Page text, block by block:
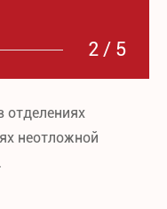
2 / 5
отделениях
неотложной